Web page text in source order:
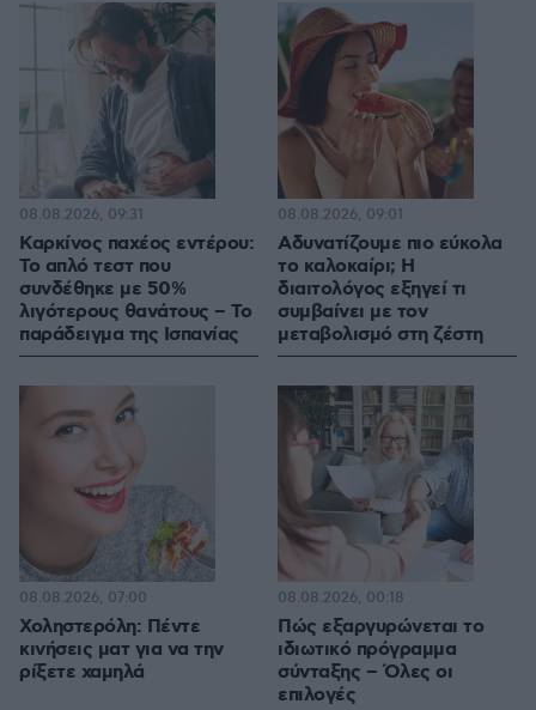
Καρκίνος παχέος εντέρου:
Το απλό τεστ που
συνδέθηκε με 50%
λιγότερους θανάτους – Το
παράδειγμα της Ισπανίας
08.08.2026, 09:31
Αδυνατίζουμε πιο εύκολα
το καλοκαίρι; Η
διαιτολόγος εξηγεί τι
συμβαίνει με τον
μεταβολισμό στη ζέστη
08.08.2026, 09:01
Χοληστερόλη: Πέντε
κινήσεις ματ για να την
ρίξετε χαμηλά
08.08.2026, 07:00
Πώς εξαργυρώνεται το
ιδιωτικό πρόγραμμα
σύνταξης – Όλες οι
επιλογές
08.08.2026, 00:18